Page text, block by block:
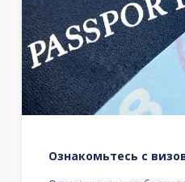
Ознакомьтесь с